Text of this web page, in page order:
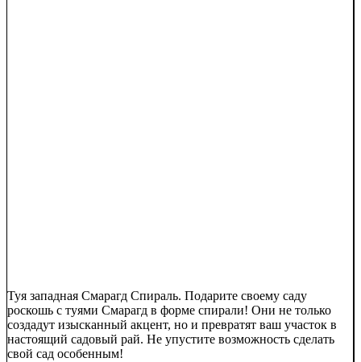
Туя западная Смарагд Спираль. Подарите своему саду
роскошь с туями Смарагд в форме спирали! Они не только
создадут изысканный акцент, но и превратят ваш участок в
настоящий садовый рай. Не упустите возможность сделать
свой сад особенным!